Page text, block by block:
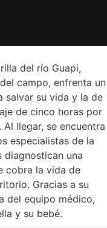
del río Guapi,
campo, enfrenta un
salvar su vida y la de
de cinco horas por
llegar, se encuentra
especialistas de la
diagnostican una
cobra la vida de
Gracias a su
del equipo médico,
y su bebé.